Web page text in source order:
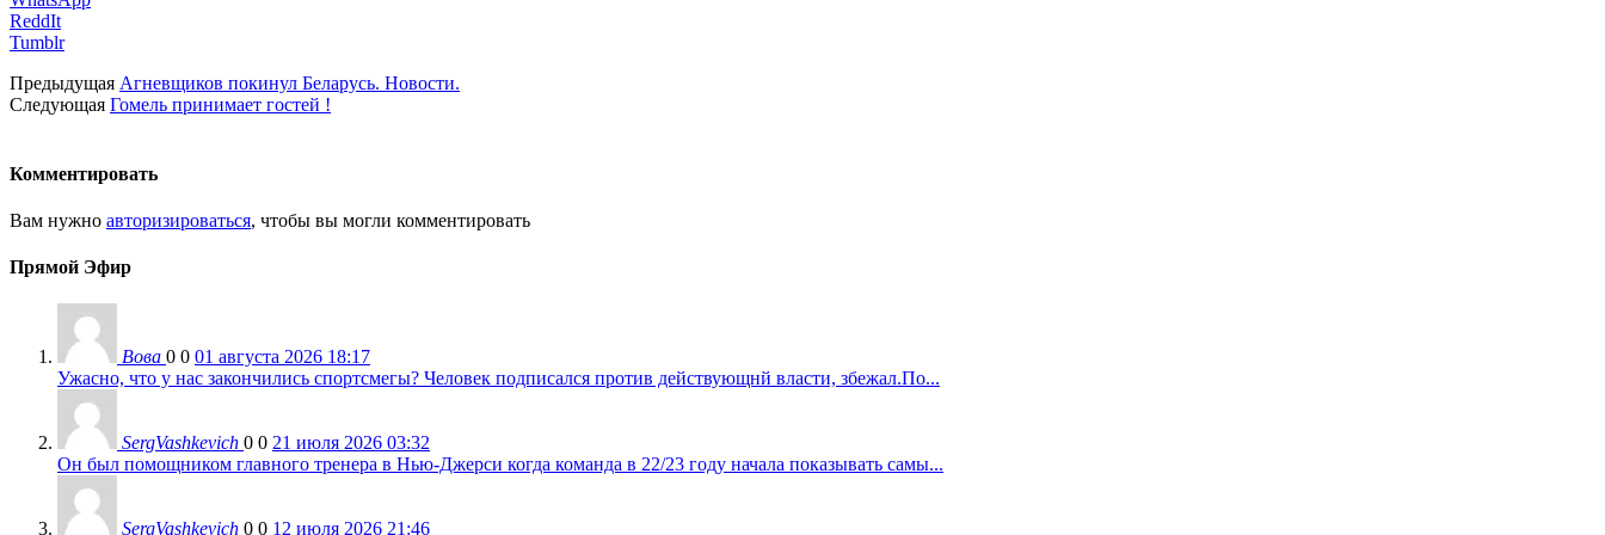
ReddIt
Tumblr
Предыдущая Агневщиков покинул Беларусь. Новости.
Следующая Гомель принимает гостей !
Комментировать
Вам нужно авторизироваться, чтобы вы могли комментировать
Прямой Эфир
Вова 0 0 01 августа 2026 18:17
Ужасно, что у нас закончились спортсмегы? Человек подписался против действующнй власти, збежал.По...
SergVashkevich 0 0 21 июля 2026 03:32
Он был помощником главного тренера в Нью-Джерси когда команда в 22/23 году начала показывать самы...
SergVashkevich 0 0 12 июля 2026 21:46